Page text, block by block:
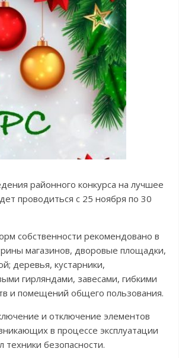
районного конкурса на лучшее
проводиться с 25 ноября по 30
собственности рекомендовано в
магазинов, дворовые площадки,
деревья, кустарники,
гирляндами, завесами, гибкими
и помещений общего пользования.
и отключение элементов
в процессе эксплуатации
безопасности.